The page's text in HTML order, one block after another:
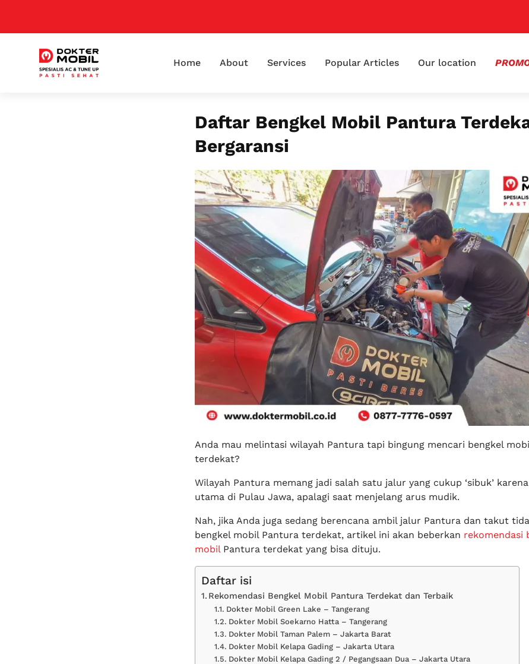
📢
Home About Services Popular Articles Our location
Daftar Bengkel Mobil Pantura
Bergaransi
Anda mau melintasi wilayah Pantura tapi bingung mencari bengkel
terdekat?
Wilayah Pantura memang jadi salah satu jalur yang cukup ‘sibuk’
utama di Pulau Jawa, apalagi saat menjelang arus mudik.
Nah, jika Anda juga sedang berencana ambil jalur Pantura dan takut
bengkel mobil Pantura terdekat, artikel ini akan beberkan rekomendasi
mobil Pantura terdekat yang bisa dituju.
Daftar isi
Rekomendasi Bengkel Mobil Pantura Terdekat dan Terbaik
Dokter Mobil Green Lake – Tangerang
Dokter Mobil Soekarno Hatta – Tangerang
Dokter Mobil Taman Palem – Jakarta Barat
Dokter Mobil Kelapa Gading – Jakarta Utara
Dokter Mobil Kelapa Gading 2 / Pegangsaan Dua – Jakarta Utara